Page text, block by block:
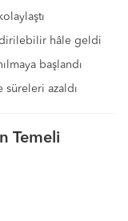
hâle geldi
başlandı
süreleri azaldı
Temeli